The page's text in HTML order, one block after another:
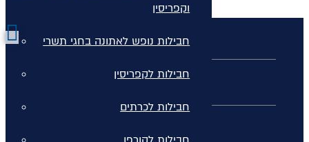
וקפריסין
חבילות נופש לאתונה בחגי תשרי
חבילות לקפריסין
חבילות לכרתים